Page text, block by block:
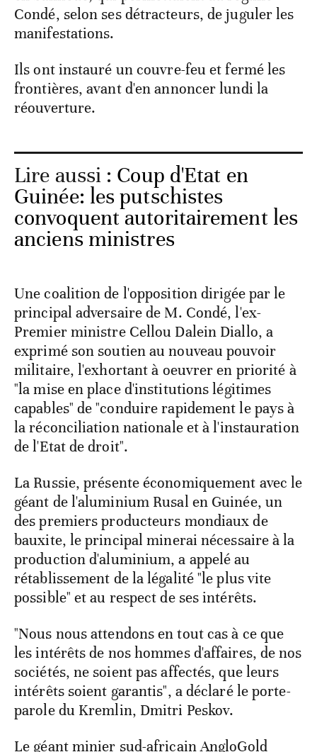
Condé, selon ses détracteurs, de juguler les
manifestations.
Ils ont instauré un couvre-feu et fermé les
frontières, avant d'en annoncer lundi la
réouverture.
Lire aussi : Coup d'Etat en
Guinée: les putschistes
convoquent autoritairement les
anciens ministres
Une coalition de l'opposition dirigée par le
principal adversaire de M. Condé, l'ex-
Premier ministre Cellou Dalein Diallo, a
exprimé son soutien au nouveau pouvoir
militaire, l'exhortant à oeuvrer en priorité à
"la mise en place d'institutions légitimes
capables" de "conduire rapidement le pays à
la réconciliation nationale et à l'instauration
de l'Etat de droit".
La Russie, présente économiquement avec le
géant de l'aluminium Rusal en Guinée, un
des premiers producteurs mondiaux de
bauxite, le principal minerai nécessaire à la
production d'aluminium, a appelé au
rétablissement de la légalité "le plus vite
possible" et au respect de ses intérêts.
"Nous nous attendons en tout cas à ce que
les intérêts de nos hommes d'affaires, de nos
sociétés, ne soient pas affectés, que leurs
intérêts soient garantis", a déclaré le porte-
parole du Kremlin, Dmitri Peskov.
Le géant minier sud-africain AngloGold